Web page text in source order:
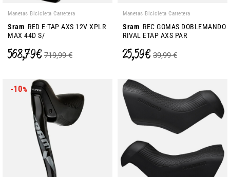
Manetas Bicicleta Carretera
Sram RED E-TAP AXS 12V XPLR
MAX 44D S/
568,79 € 719,99 €
Manetas Bicicleta Carretera
Sram REC GOMAS DOBLEMANDO
RIVAL ETAP AXS PAR
25,59 € 39,99 €
-10%